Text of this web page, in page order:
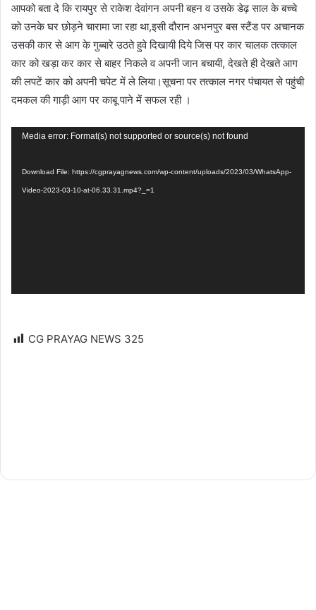
आपको बता दे कि रायपुर से राकेश देवांगन अपनी बहन व उसके डेढ़ साल के बच्चे
को उनके घर छोड़ने चारामा जा रहा था,इसी दौरान अभनपुर बस स्टैंड पर अचानक
उसकी कार से आग के गुब्बारे उठते हुवे दिखायी दिये जिस पर कार चालक तत्काल
कार को खड़ा कर कार से बाहर निकले व अपनी जान बचायी, देखते ही देखते आग
की लपटें कार को अपनी चपेट में ले लिया।सूचना पर तत्काल नगर पंचायत से पहुंची
दमकल की गाड़ी आग पर काबू पाने में सफल रही ।
Video
Media error: Format(s) not supported or source(s) not found
Download File: https://cgprayagnews.com/wp-content/uploads/2023/03/WhatsApp-
Video-2023-03-10-at-06.33.31.mp4?_=1
CG PRAYAG NEWS 325